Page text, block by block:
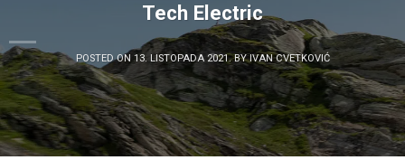
Tech Electric
POSTED ON 13. LISTOPADA 2021. BYIVAN CVETKOVIĆ